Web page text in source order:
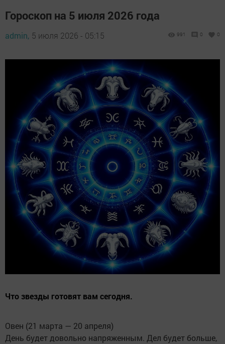
Гороскоп на 5 июля 2026 года
admin, 5 июля 2026 - 05:15 991 0 0
Что звезды готовят вам сегодня.
Овен (21 марта — 20 апреля)
День будет довольно напряженным. Дел будет больше,